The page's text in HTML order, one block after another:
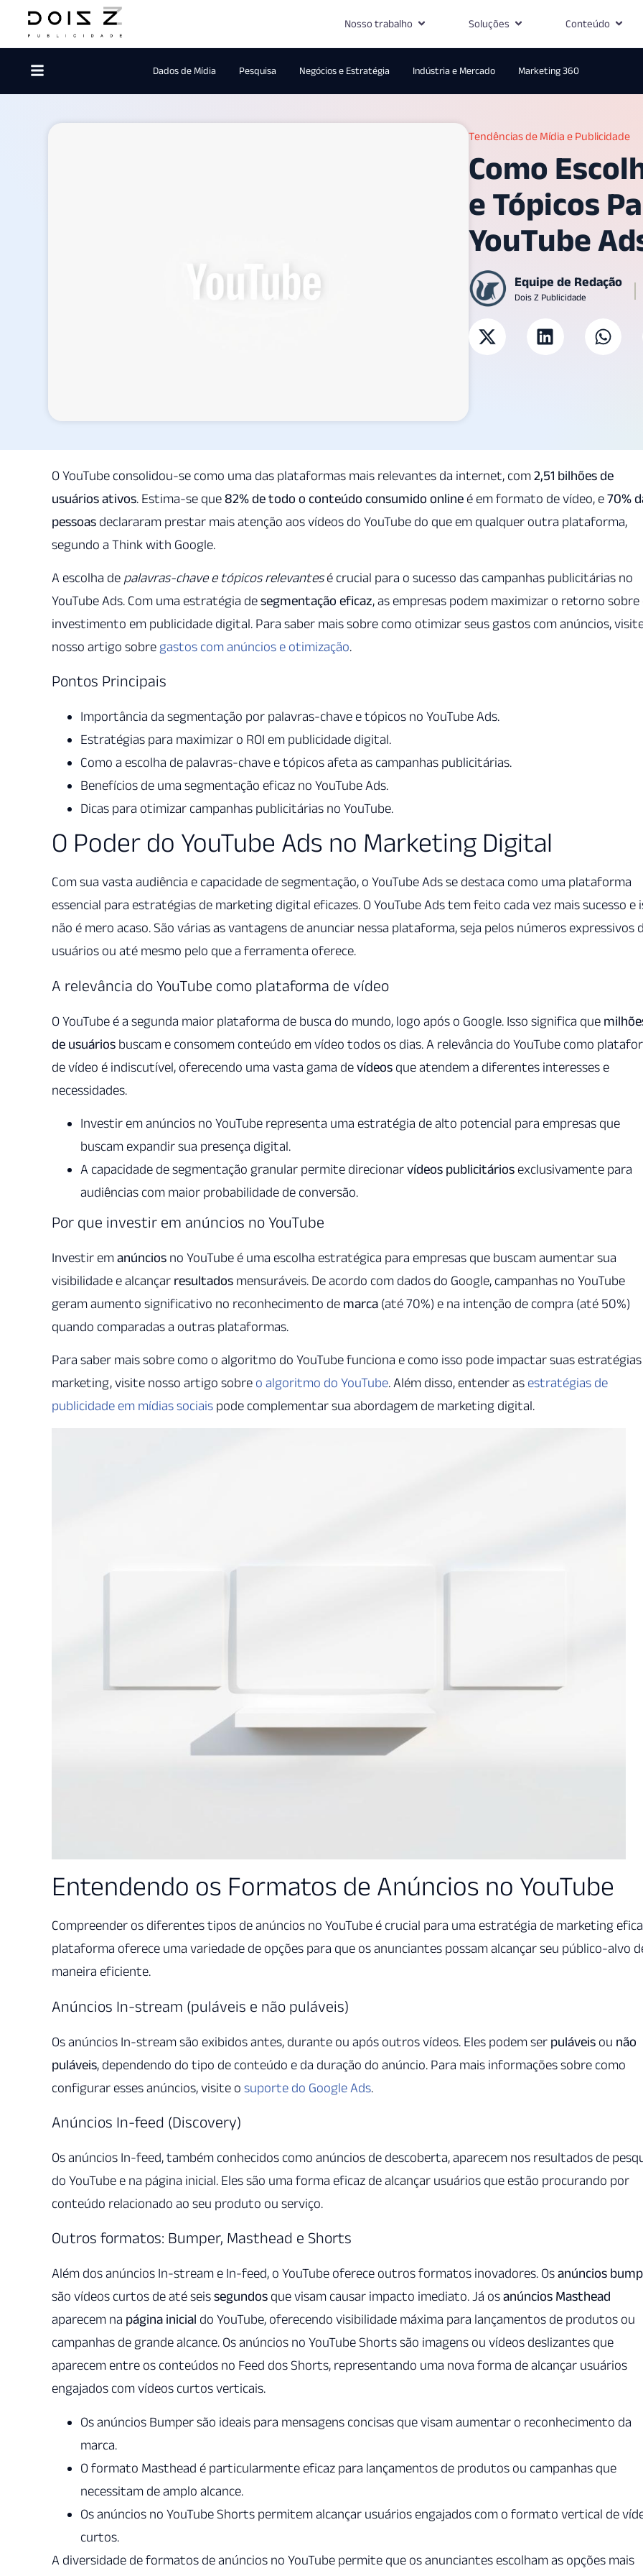
Nosso trabalho Soluções Conteúdo
Dados de Mídia Pesquisa Negócios e Estratégia Indústria e Mercado Marketing 360
Tendências de Mídia e Publicidade
Como
e Tópicos
YouTube
Equipe de Redação
Dois Z Publicidade
O YouTube consolidou-se como uma das plataformas mais relevantes da internet, com2,51 bilhões de
usuários ativos. Estima-se que 82% de todo o conteúdo consumido online é em formato de vídeo, e70%
pessoas declararam prestar mais atenção aos vídeos do YouTube do que em qualquer outra plataforma,
segundo a Think with Google.
A escolha de palavras-chave e tópicos relevantesé crucial para o sucesso das campanhas publicitárias no
YouTube Ads. Com uma estratégia desegmentação eficaz, as empresas podem maximizar o retorno sobre
investimento em publicidade digital. Para saber mais sobre como otimizar seus gastos com anúncios,
nosso artigo sobre gastos com anúncios e otimização.
Pontos Principais
Importância da segmentação por palavras-chave e tópicos no YouTube Ads.
Estratégias para maximizar o ROI em publicidade digital.
Como a escolha de palavras-chave e tópicos afeta as campanhas publicitárias.
Benefícios de uma segmentação eficaz no YouTube Ads.
Dicas para otimizar campanhas publicitárias no YouTube.
O Poder do YouTube Ads no Marketing Digital
Com sua vasta audiência e capacidade de segmentação, o YouTube Ads se destaca como uma plataforma
essencial para estratégias de marketing digital eficazes. O YouTube Ads tem feito cada vez mais sucesso e
não é mero acaso. São várias as vantagens de anunciar nessa plataforma, seja pelos números expressivos
usuários ou até mesmo pelo que a ferramenta oferece.
A relevância do YouTube como plataforma de vídeo
O YouTube é a segunda maior plataforma de busca do mundo, logo após o Google. Isso significa que
de usuários buscam e consomem conteúdo em vídeo todos os dias. A relevância do YouTube como
de vídeo é indiscutível, oferecendo uma vasta gama devídeos que atendem a diferentes interesses e
necessidades.
Investir em anúncios no YouTube representa uma estratégia de alto potencial para empresas que
buscam expandir sua presença digital.
A capacidade de segmentação granular permite direcionarvídeos publicitários exclusivamente para
audiências com maior probabilidade de conversão.
Por que investir em anúncios no YouTube
Investir emanúncios no YouTube é uma escolha estratégica para empresas que buscam aumentar sua
visibilidade e alcançar resultados mensuráveis. De acordo com dados do Google, campanhas no YouTube
geram aumento significativo no reconhecimento de marca (até 70%) e na intenção de compra (até 50%)
quando comparadas a outras plataformas.
Para saber mais sobre como o algoritmo do YouTube funciona e como isso pode impactar suas
marketing, visite nosso artigo sobre o algoritmo do YouTube. Além disso, entender as estratégias de
publicidade em mídias sociais pode complementar sua abordagem de marketing digital.
Entendendo os Formatos de Anúncios no YouTube
Compreender os diferentes tipos de anúncios no YouTube é crucial para uma estratégia de marketing
plataforma oferece uma variedade de opções para que os anunciantes possam alcançar seu público-alvo
maneira eficiente.
Anúncios In-stream (puláveis e não puláveis)
Os anúncios In-stream são exibidos antes, durante ou após outros vídeos. Eles podem ser puláveis ou não
puláveis, dependendo do tipo de conteúdo e da duração do anúncio. Para mais informações sobre como
configurar esses anúncios, visite o suporte do Google Ads.
Anúncios In-feed (Discovery)
Os anúncios In-feed, também conhecidos como anúncios de descoberta, aparecem nos resultados de
do YouTube e na página inicial. Eles são uma forma eficaz de alcançar usuários que estão procurando por
conteúdo relacionado ao seu produto ou serviço.
Outros formatos: Bumper, Masthead e Shorts
Além dos anúncios In-stream e In-feed, o YouTube oferece outros formatos inovadores. Osanúncios
são vídeos curtos de até seissegundos que visam causar impacto imediato. Já osanúncios Masthead
aparecem na página inicial do YouTube, oferecendo visibilidade máxima para lançamentos de produtos ou
campanhas de grande alcance. Os anúncios no YouTube Shorts são imagens ou vídeos deslizantes que
aparecem entre os conteúdos no Feed dos Shorts, representando uma nova forma de alcançar usuários
engajados com vídeos curtos verticais.
Os anúncios Bumper são ideais para mensagens concisas que visam aumentar o reconhecimento da
marca.
O formato Masthead é particularmente eficaz para lançamentos de produtos ou campanhas que
necessitam de amplo alcance.
Os anúncios no YouTube Shorts permitem alcançar usuários engajados com o formato vertical de
curtos.
A diversidade de formatos de anúncios no YouTube permite que os anunciantes escolham as opções mais